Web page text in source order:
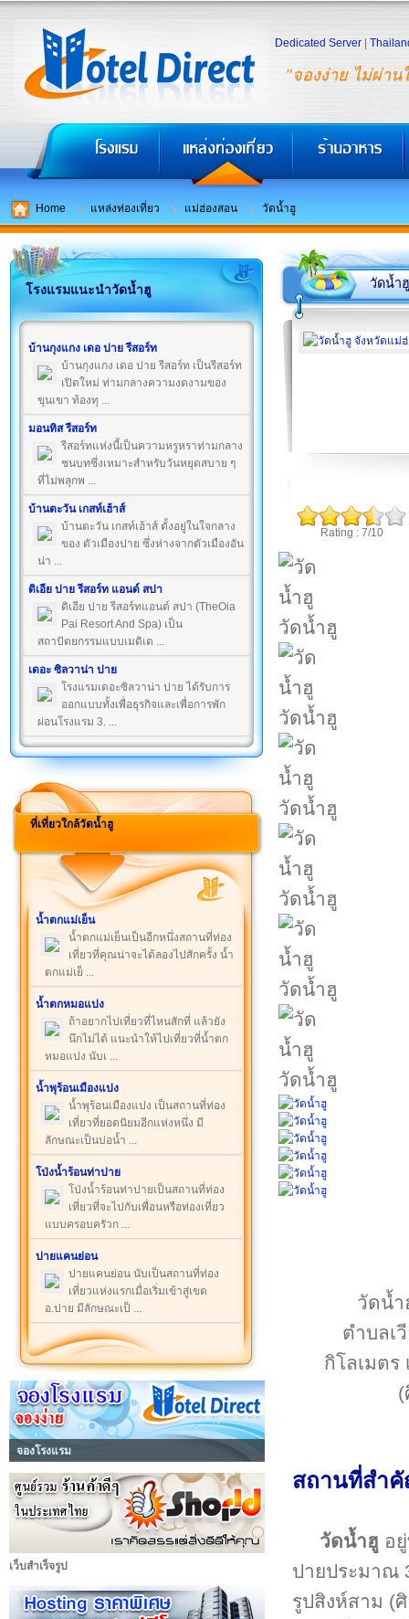
"จองง่าย ไม่ผ่าน
Dedicated Server
Home แหล่งท่องเที่ยว แม่ฮ่องสอน วัดน้ำฮู
โรงแรมแนะนำวัดน้ำฮู
บ้านกุงแกง เดอ ปาย รีสอร์ท
บ้านกุงแกง เดอ ปาย รีสอร์ท เป็นรีสอร์ท
เปิดใหม่ ท่ามกลางความงดงามของ
ขุนเขา ท้องทุ ...
มอนทิส รีสอร์ท
รีสอร์ทแห่งนี้เป็นความหรูหราท่ามกลาง
ชนบทซึ่งเหมาะสำหรับวันหยุดสบาย ๆ
ที่ไม่พลุกพ ...
บ้านตะวัน เกสท์เฮ้าส์
บ้านตะวัน เกสท์เฮ้าส์ ตั้งอยู่ในใจกลาง
ของ ตัวเมืองปาย ซึ่งห่างจากตัวเมืองอัน
น่า ...
ดิเอีย ปาย รีสอร์ท แอนด์ สปา
ดิเอีย ปาย รีสอร์ทแอนด์ สปา (TheOia
Pai Resort And Spa) เป็น
สถาปัตยกรรมแบบเมดิเต ...
เดอะ ซิลวาน่า ปาย
โรงแรมเดอะซิลวาน่า ปาย ได้รับการ
ออกแบบทั้งเพื่อธุรกิจและเพื่อการพัก
ผ่อนโรงแรม 3. ...
ที่เที่ยวใกล้วัดน้ำฮู
น้ำตกแม่เย็น
น้ำตกแม่เย็นเป็นอีกหนึ่งสถานที่ท่อง
เที่ยวที่คุณน่าจะได้ลองไปสักครั้ง น้ำ
ตกแม่เย็ ...
น้ำตกหมอแปง
ถ้าอยากไปเที่ยวที่ไหนสักที่ แล้วยัง
นึกไม่ได้ แนะนำให้ไปเที่ยวที่น้ำตก
หมอแปง นับเ ...
น้ำพุร้อนเมืองแปง
น้ำพุร้อนเมืองแปง เป็นสถานที่ท่อง
เที่ยวที่ยอดนิยมอีกแห่งหนึ่ง มี
ลักษณะเป็นบ่อน้ำ ...
โป่งน้ำร้อนท่าปาย
โป่งน้ำร้อนท่าปายเป็นสถานที่ท่อง
เที่ยวที่จะไปกับเพื่อนหรือท่องเที่ยว
แบบครอบครัวก ...
ปายแคนย่อน
ปายแคนย่อน นับเป็นสถานที่ท่อง
เที่ยวแห่งแรกเมื่อเริ่มเข้าสู่เขต
อ.ปาย มีลักษณะเป็ ...
จองโรงแรม
เว็บสำเร็จรูป
วัดน้ำฮู
Rating : 7/10
วัดน้ำฮู
วัดน้ำฮู
วัดน้ำฮู
วัดน้ำฮู
วัดน้ำฮู
วัดน้ำฮู
วัดน้ำ
ตำบลเ
กิโลเมตร
สถานที่สำ
วัดน้ำฮู อ
ปายประมาณ
รูปสิงห์สาม (